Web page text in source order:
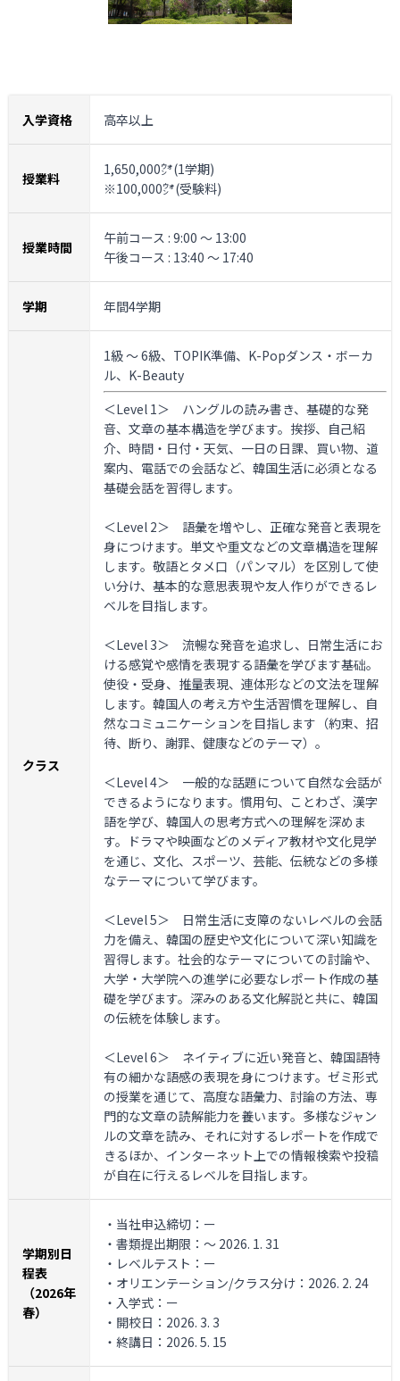
入学資格 高卒以上
授業料
1,650,000㌆(1学期)
※100,000㌆(受験料)
授業時間
午前コース : 9:00 ～ 13:00
午後コース : 13:40 ～ 17:40
学期 年間4学期
クラス
1級 ～ 6級、TOPIK準備、K-Popダンス・ボーカ
ル、K-Beauty
＜Level 1＞ ハングルの読み書き、基礎的な発
音、文章の基本構造を学びます。挨拶、自己紹
介、時間・日付・天気、一日の日課、買い物、道
案内、電話での会話など、韓国生活に必須となる
基礎会話を習得します。
＜Level 2＞ 語彙を増やし、正確な発音と表現を
身につけます。単文や重文などの文章構造を理解
します。敬語とタメ口（パンマル）を区別して使
い分け、基本的な意思表現や友人作りができるレ
ベルを目指します。
＜Level 3＞ 流暢な発音を追求し、日常生活にお
ける感覚や感情を表現する語彙を学びます基础。
使役・受身、推量表現、連体形などの文法を理解
します。韓国人の考え方や生活習慣を理解し、自
然なコミュニケーションを目指します（約束、招
待、断り、謝罪、健康などのテーマ）。
＜Level 4＞ 一般的な話題について自然な会話が
できるようになります。慣用句、ことわざ、漢字
語を学び、韓国人の思考方式への理解を深めま
す。ドラマや映画などのメディア教材や文化見学
を通じ、文化、スポーツ、芸能、伝統などの多様
なテーマについて学びます。
＜Level 5＞ 日常生活に支障のないレベルの会話
力を備え、韓国の歴史や文化について深い知識を
習得します。社会的なテーマについての討論や、
大学・大学院への進学に必要なレポート作成の基
礎を学びます。深みのある文化解説と共に、韓国
の伝統を体験します。
＜Level 6＞ ネイティブに近い発音と、韓国語特
有の細かな語感の表現を身につけます。ゼミ形式
の授業を通じて、高度な語彙力、討論の方法、専
門的な文章の読解能力を養います。多様なジャン
ルの文章を読み、それに対するレポートを作成で
きるほか、インターネット上での情報検索や投稿
が自在に行えるレベルを目指します。
学期別日
程表
（2026年
春）
・当社申込締切：ー
・書類提出期限：～ 2026. 1. 31
・レベルテスト：ー
・オリエンテーション/クラス分け：2026. 2. 24
・入学式：ー
・開校日：2026. 3. 3
・終講日：2026. 5. 15